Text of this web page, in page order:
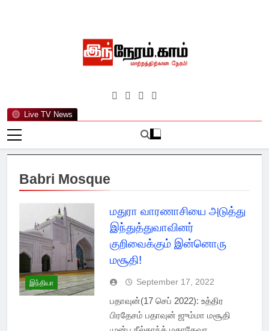
Live TV News
இந்நேரம்.காம்
Babri Mosque
இந்தியா
மதுரா வாரணாசியை அடுத்து
இந்துத்துவாவினர்
குறிவைக்கும் இன்னொரு
மசூதி!
September 17, 2022
பதாவுன்(17 செப் 2022): உத்திர
பிரதேசம் பதாவுன் ஜும்மா மசூதி